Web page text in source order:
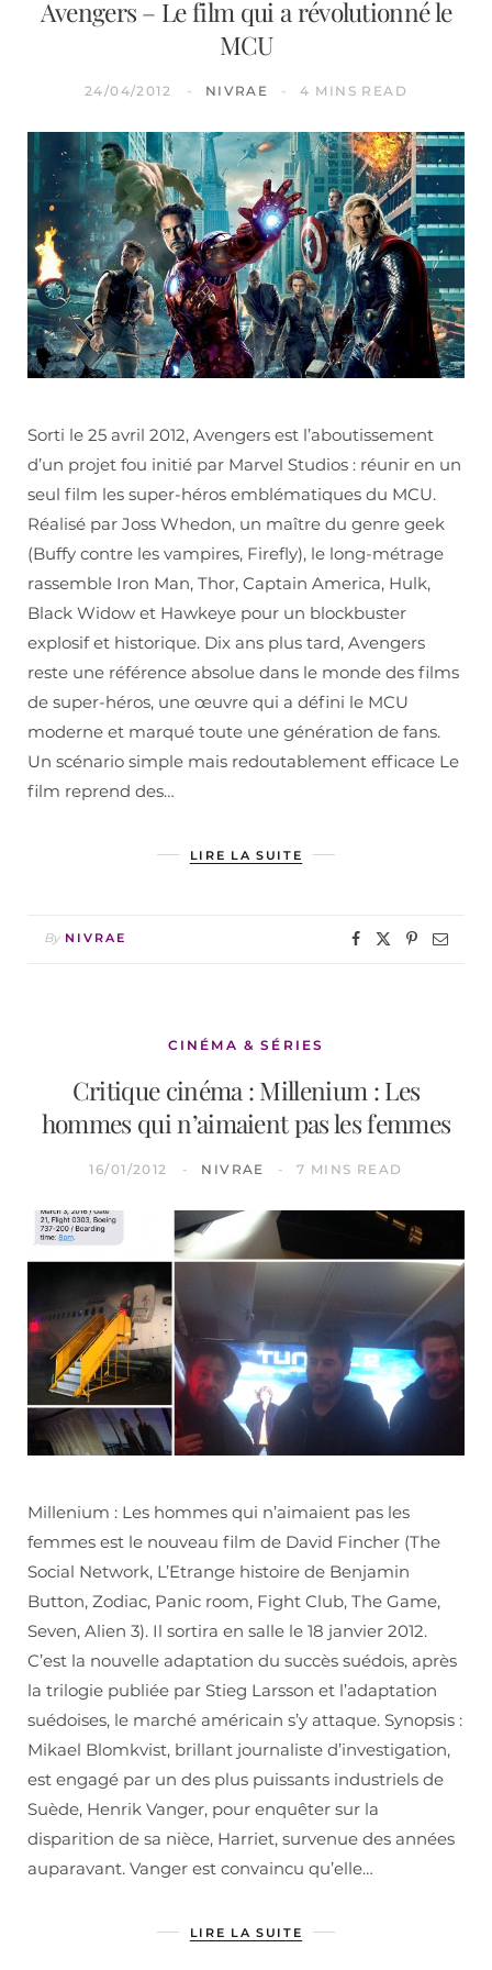
Avengers – Le film qui a révolutionné le
MCU
24/04/2012 NIVRAE 4 MINS READ
Sorti le 25 avril 2012, Avengers est l’aboutissement
d’un projet fou initié par Marvel Studios : réunir en un
seul film les super-héros emblématiques du MCU.
Réalisé par Joss Whedon, un maître du genre geek
(Buffy contre les vampires, Firefly), le long-métrage
rassemble Iron Man, Thor, Captain America, Hulk,
Black Widow et Hawkeye pour un blockbuster
explosif et historique. Dix ans plus tard, Avengers
reste une référence absolue dans le monde des films
de super-héros, une œuvre qui a défini le MCU
moderne et marqué toute une génération de fans.
Un scénario simple mais redoutablement efficace Le
film reprend des…
LIRE LA SUITE
By NIVRAE
CINÉMA & SÉRIES
Critique cinéma : Millenium : Les
hommes qui n’aimaient pas les femmes
16/01/2012 NIVRAE 7 MINS READ
Millenium : Les hommes qui n’aimaient pas les
femmes est le nouveau film de David Fincher (The
Social Network, L’Etrange histoire de Benjamin
Button, Zodiac, Panic room, Fight Club, The Game,
Seven, Alien 3). Il sortira en salle le 18 janvier 2012.
C’est la nouvelle adaptation du succès suédois, après
la trilogie publiée par Stieg Larsson et l’adaptation
suédoises, le marché américain s’y attaque. Synopsis :
Mikael Blomkvist, brillant journaliste d’investigation,
est engagé par un des plus puissants industriels de
Suède, Henrik Vanger, pour enquêter sur la
disparition de sa nièce, Harriet, survenue des années
auparavant. Vanger est convaincu qu’elle…
LIRE LA SUITE